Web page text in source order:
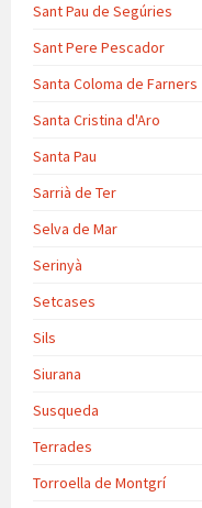
Sant Pau de Segúries
Sant Pere Pescador
Santa Coloma de Farners
Santa Cristina d'Aro
Santa Pau
Sarrià de Ter
Selva de Mar
Serinyà
Setcases
Sils
Siurana
Susqueda
Terrades
Torroella de Montgrí